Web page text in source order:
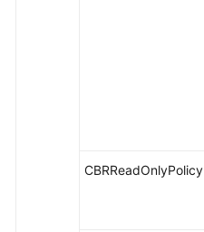
CBRReadOnlyPolicy